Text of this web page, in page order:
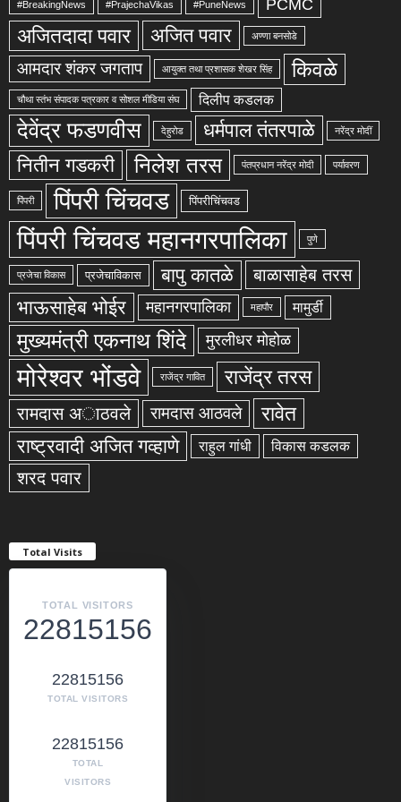
#BreakingNews #PrajechaVikas #PuneNews PCMC
अजितदादा पवार अजित पवार अण्णा बनसोडे
आमदार शंकर जगताप आयुक्त तथा प्रशासक शेखर सिंह किवळे
चौथा स्तंभ संपादक पत्रकार व सोशल मीडिया संघ दिलीप कडलक
देवेंद्र फडणवीस देहुरोड धर्मपाल तंतरपाळे नरेंद्र मोदीं
नितीन गडकरी निलेश तरस पंतप्रधान नरेंद्र मोदी पर्यावरण
पिंपरी पिंपरी चिंचवड पिंपरीचिंचवड
पिंपरी चिंचवड महानगरपालिका पुणे
प्रजेचा विकास प्रजेचाविकास बापु कातळे बाळासाहेब तरस
भाऊसाहेब भोईर महानगरपालिका महापौर मामुर्डी
मुख्यमंत्री एकनाथ शिंदे मुरलीधर मोहोळ
मोरेश्वर भोंडवे राजेंद्र गावित राजेंद्र तरस
रामदास अाठवले रामदास आठवले रावेत
राष्ट्रवादी अजित गव्हाणे राहुल गांधी विकास कडलक
शरद पवार
Total Visits
TOTAL VISITORS
22815156
22815156
TOTAL VISITORS
22815156
TOTAL
VISITORS